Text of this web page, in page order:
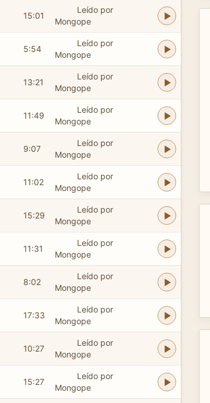
15:01
Leído por
Mongope
5:54
Leído por
Mongope
13:21
Leído por
Mongope
11:49
Leído por
Mongope
9:07
Leído por
Mongope
11:02
Leído por
Mongope
15:29
Leído por
Mongope
11:31
Leído por
Mongope
8:02
Leído por
Mongope
17:33
Leído por
Mongope
10:27
Leído por
Mongope
15:27
Leído por
Mongope